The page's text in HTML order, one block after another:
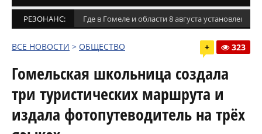
РЕЗОНАНС: Где в Гомеле и области 8 августа установлены
ВСЕ НОВОСТИ > ОБЩЕСТВО + 323
Гомельская школьница создала
три туристических маршрута и
издала фотопутеводитель на трёх